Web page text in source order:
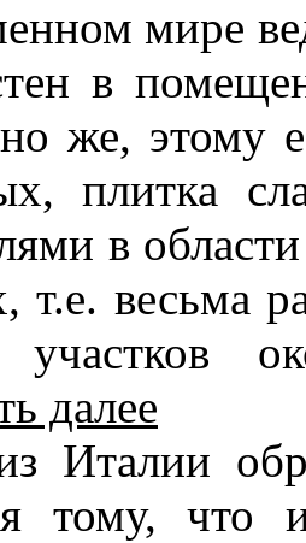
ми­ре
в
же, это­му
плит­ка
в
т.е. весь­ма
участ­ков
далее
Ита­лии
то­му, что